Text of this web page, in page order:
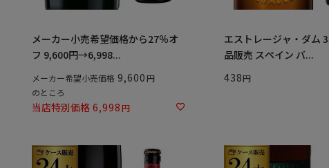
メーカー小売希望価格から27％オ
フ 9,600円→6,998...
メーカー希望小売価格 9,600
のところ
当店特別価格 6,998
エストレージャ・ダム
品販売 スペイン バ...
438